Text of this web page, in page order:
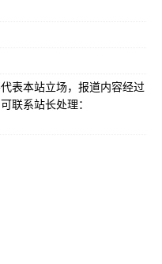
表本站立场，报道内容经过
联系站长处理：